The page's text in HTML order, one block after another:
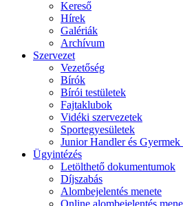
Kereső
Hírek
Galériák
Archívum
Szervezet
Vezetőség
Bírók
Bírói testületek
Fajtaklubok
Vidéki szervezetek
Sportegyesületek
Junior Handler és
Ügyintézés
Letölthető dokumentumok
Díjszabás
Alombejelentés menete
Online alombejelentés